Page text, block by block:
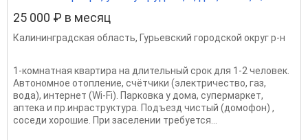
25 000 ₽ в месяц
Калининградская область, Гурьевский городской округ р-н
1-комнатная квартира на длительный срок для 1-2 человек.
Автономное отопление, счётчики (электричество, газ,
вода), интернет (Wi-Fi). Парковка у дома, супермаркет,
аптека и пр.инраструктура. Подъезд чистый (домофон) ,
соседи хорошие. При заселении требуется...